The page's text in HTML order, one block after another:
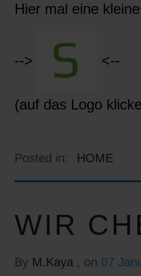
Hier mal eine
--> <--
(auf das Logo
Posted in: HOME
WIR
By M.Kaya , on 07